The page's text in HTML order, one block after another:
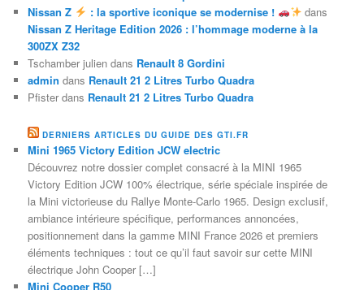
Nissan Z
: la sportive iconique se modernise !
dans
Nissan Z Heritage Edition 2026 : l’hommage moderne à la
300ZX Z32
Tschamber julien dans Renault 8 Gordini
admin dans Renault 21 2 Litres Turbo Quadra
Pfister dans Renault 21 2 Litres Turbo Quadra
DERNIERS ARTICLES DU GUIDE DES GTI.FR
Mini 1965 Victory Edition JCW electric
Découvrez notre dossier complet consacré à la MINI 1965
Victory Edition JCW 100% électrique, série spéciale inspirée de
la Mini victorieuse du Rallye Monte-Carlo 1965. Design exclusif,
ambiance intérieure spécifique, performances annoncées,
positionnement dans la gamme MINI France 2026 et premiers
éléments techniques : tout ce qu’il faut savoir sur cette MINI
électrique John Cooper […]
Mini Cooper R50